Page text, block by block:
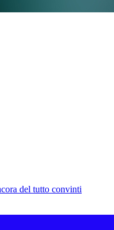
del tutto convinti